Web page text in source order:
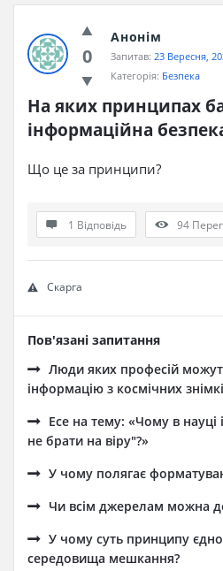
0
Анонім
Запитав: 23 Вересня,
Категорія: Безпека
На яких принципах
інформаційна
Що це за принципи?
1 Відповідь 94
Скарга
Пов'язані запитання
Люди яких професій
інформацію з космічних
Есе на тему: «Чому в науці
не брати на віру"?»
У чому полягає
Чи всім джерелам можна
У чому суть принципу
середовища мешкання?